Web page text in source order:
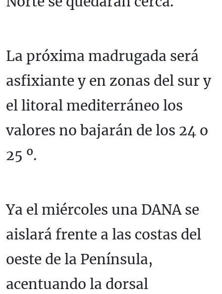
La próxima madrugada será
asfixiante y en zonas del sur y
el litoral mediterráneo los
valores no bajarán de los 24 o
25 º.
Ya el miércoles una DANA se
aislará frente a las costas del
oeste de la Península,
acentuando la dorsal